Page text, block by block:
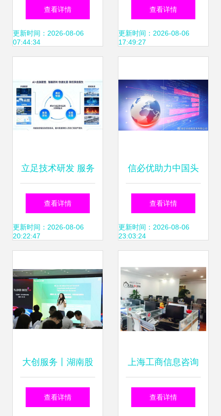
数字化升级的隐形
引擎
查看详情
更新时间：2026-08-06
07:44:34
最新版_网络推广
资源保障情况
查看详情
更新时间：2026-08-06
17:49:27
立足技术研发 服务
发展大局 成都天测
皓智以科创之力护
查看详情
更新时间：2026-08-06
20:22:47
信必优助力中国头
部综合性证券公司
信息技术咨询服务
查看详情
更新时间：2026-08-06
23:03:24
大创服务丨湖南股
交所联合拓维信息
查看详情
上海工商信息咨询
服务问答知识
查看详情